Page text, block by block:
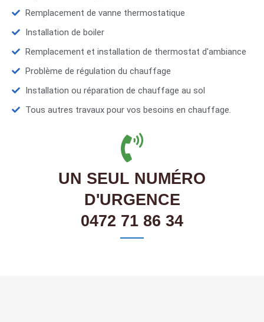
Remplacement de vanne thermostatique
Installation de boiler
Remplacement et installation de thermostat d'ambiance
Problème de régulation du chauffage
Installation ou réparation de chauffage au sol
Tous autres travaux pour vos besoins en chauffage.
UN SEUL NUMÉRO
D'URGENCE
0472 71 86 34